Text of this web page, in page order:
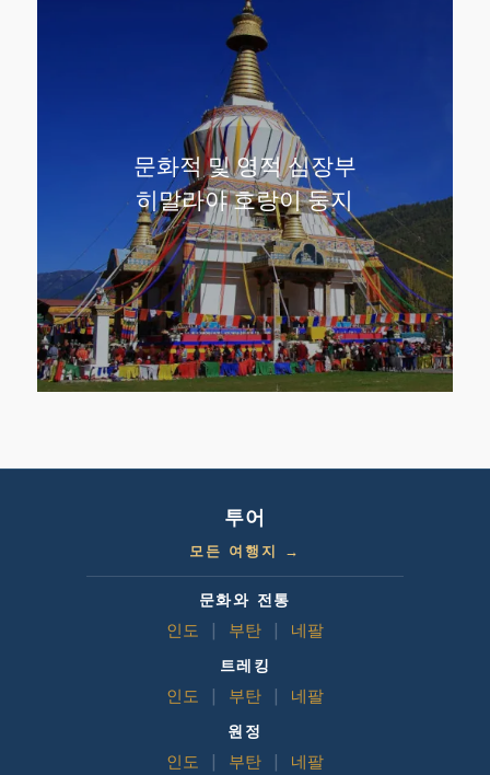
문화적 및 영적 심장부
히말라야 호랑이 둥지
투어
모든 여행지 →
문화와 전통
인도
부탄 네팔
트레킹
인도
부탄 네팔
원정
인도
부탄 네팔